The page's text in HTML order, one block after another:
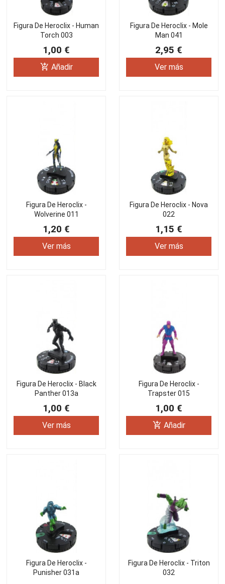
Figura De Heroclix - Human
Torch 003
1,00 €
add_shopping_cart Añadir
Figura De Heroclix - Mole
Man 041
2,95 €
Ver más
Figura De Heroclix -
Wolverine 011
1,20 €
Ver más
Figura De Heroclix - Nova
022
1,15 €
Ver más
Figura De Heroclix - Black
Panther 013a
1,00 €
Ver más
Figura De Heroclix -
Trapster 015
1,00 €
add_shopping_cart Añadir
Figura De Heroclix -
Punisher 031a
Figura De Heroclix - Triton
032